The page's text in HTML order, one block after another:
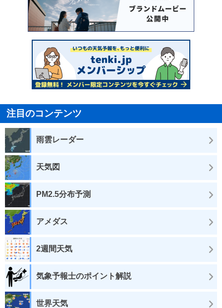
注目のコンテンツ
雨雲レーダー
天気図
PM2.5分布予測
アメダス
2週間天気
気象予報士のポイント解説
世界天気